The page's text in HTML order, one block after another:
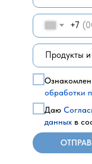
+7
обработки
Даю
данных в